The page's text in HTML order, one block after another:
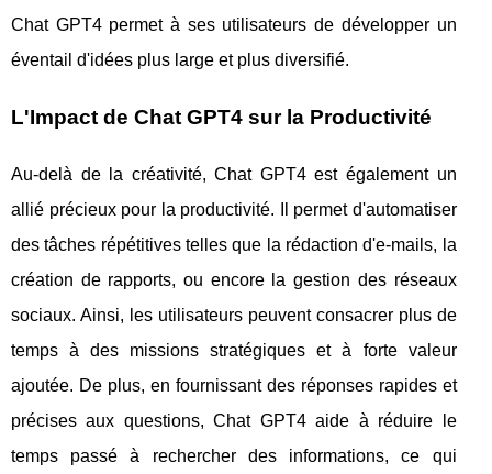
Chat GPT4 permet à ses utilisateurs de développer un
éventail d'idées plus large et plus diversifié.
L'Impact de Chat GPT4 sur la Productivité
Au-delà de la créativité, Chat GPT4 est également un
allié précieux pour la productivité. Il permet d'automatiser
des tâches répétitives telles que la rédaction d'e-mails, la
création de rapports, ou encore la gestion des réseaux
sociaux. Ainsi, les utilisateurs peuvent consacrer plus de
temps à des missions stratégiques et à forte valeur
ajoutée. De plus, en fournissant des réponses rapides et
précises aux questions, Chat GPT4 aide à réduire le
temps passé à rechercher des informations, ce qui